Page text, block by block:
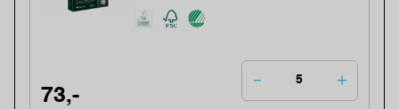
73,-